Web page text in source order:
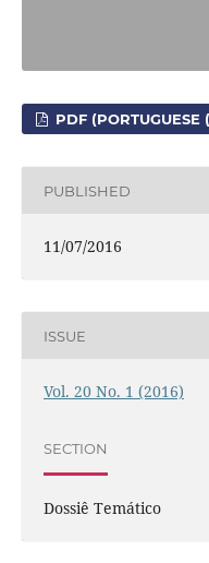
PDF (PORTUGUESE
PUBLISHED
11/07/2016
ISSUE
Vol. 20 No. 1 (2016)
SECTION
Dossiê Temático